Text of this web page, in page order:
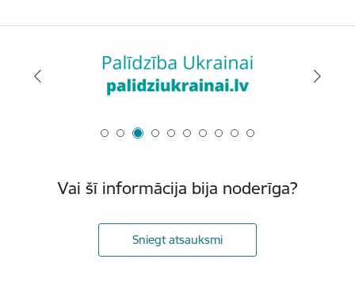
Vai šī informācija bija noderīga?
Sniegt atsauksmi